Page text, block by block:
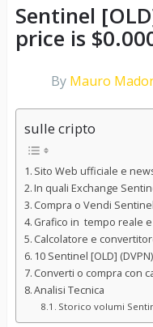
Sentinel
price is
By Mauro
sulle cripto
Sito Web ufficiale e
In quali Exchange
Compra o Vendi Sentinel
Grafico in tempo reale
Calcolatore e
10 Sentinel [OLD]
Converti o compra con
Analisi Tecnica
Storico volumi